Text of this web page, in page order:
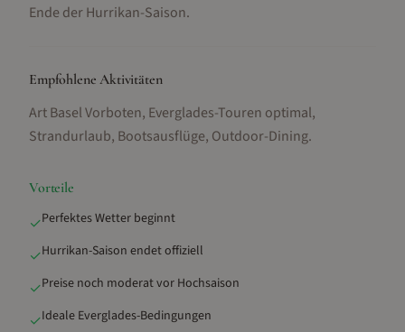
Ende der Hurrikan-Saison.
Empfohlene Aktivitäten
Art Basel Vorboten, Everglades-Touren optimal,
Strandurlaub, Bootsausflüge, Outdoor-Dining.
Vorteile
✓Perfektes Wetter beginnt
✓Hurrikan-Saison endet offiziell
✓Preise noch moderat vor Hochsaison
✓Ideale Everglades-Bedingungen